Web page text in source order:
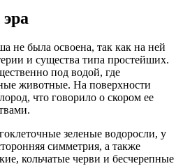
не была освоена, так как на ней
и существа типа простейших.
под водой, где
животные. На поверхности
что говорило о скором ее
зеленые водоросли, у
симметрия, а также
кольчатые черви и бесчерепные